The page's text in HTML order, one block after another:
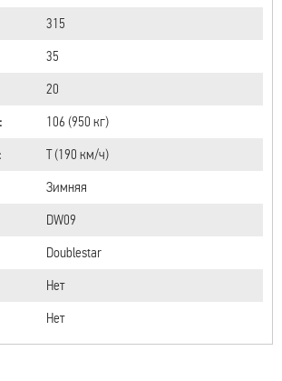
315
35
20
106 (950 кг)
T (190 км/ч)
Зимняя
DW09
Doublestar
Нет
Нет